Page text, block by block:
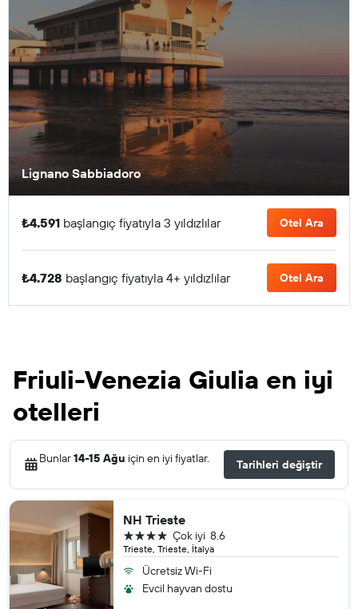
Lignano Sabbiadoro
₺4.591 başlangıç fiyatıyla 3 yıldızlılar Otel Ara
₺4.728 başlangıç fiyatıyla 4+ yıldızlılar Otel Ara
Friuli-Venezia Giulia en iyi
otelleri
Bunlar14-15 Ağu için en iyi fiyatlar. Tarihleri değiştir
NH Trieste
Trieste, Trieste, İtalya
8.6
Çok iyi
4 yıldız
Ücretsiz Wi-Fi
Evcil hayvan dostu